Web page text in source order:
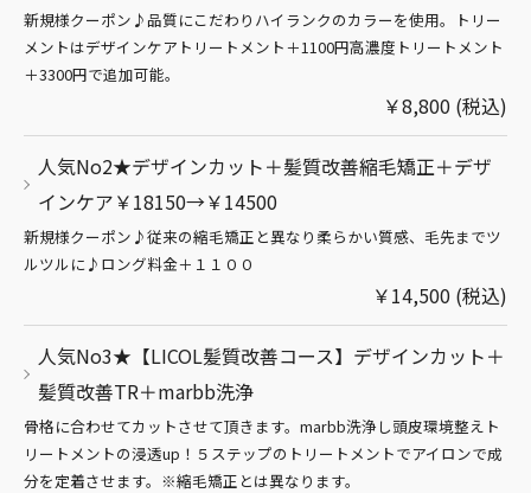
新規様クーポン♪品質にこだわりハイランクのカラーを使用。トリー
メントはデザインケアトリートメント＋1100円高濃度トリートメント
＋3300円で追加可能。
￥8,800 (税込)
人気No2★デザインカット＋髪質改善縮毛矯正＋デザ
インケア￥18150→￥14500
新規様クーポン♪従来の縮毛矯正と異なり柔らかい質感、毛先までツ
ルツルに♪ロング料金＋１１００
￥14,500 (税込)
人気No3★【LICOL髪質改善コース】デザインカット＋
髪質改善TR＋marbb洗浄
骨格に合わせてカットさせて頂きます。marbb洗浄し頭皮環境整えト
リートメントの浸透up！５ステップのトリートメントでアイロンで成
分を定着させます。※縮毛矯正とは異なります。